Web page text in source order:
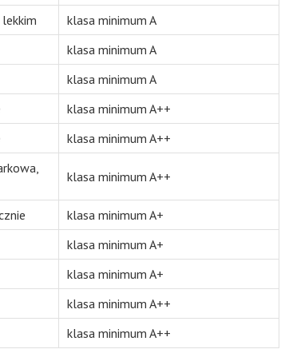
klasa minimum A
klasa minimum A
klasa minimum A
klasa minimum A++
klasa minimum A++
klasa minimum A++
klasa minimum A+
klasa minimum A+
klasa minimum A+
klasa minimum A++
klasa minimum A++